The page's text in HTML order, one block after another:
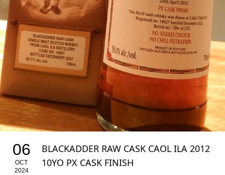
06
OCT
2024
BLACKADDER RAW CASK CAOL ILA 2012
10YO PX CASK FINISH